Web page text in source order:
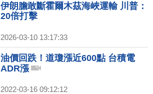
伊朗膽敢斷霍爾木茲海峽運輸 川普：
20倍打擊
2026-03-10 13:17:33
油價回跌！道瓊漲近600點 台積電
ADR漲
2022-03-16 09:12:12